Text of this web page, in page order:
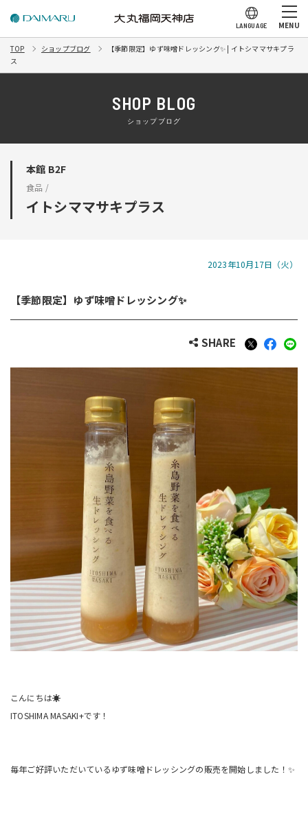
LANGUAGE MENU
TOP ショップブログ
【季節限定】ゆず味噌ドレッシング✨ | イトシママサキプラ
ス
SHOP BLOG
ショップブログ
本館 B2F
食品 /
イトシママサキプラス
2023年10月17日（火）
【季節限定】ゆず味噌ドレッシング✨
SHARE
こんにちは☀️
ITOSHIMA MASAKI+です！
毎年ご好評いただいているゆず味噌ドレッシングの販売を開始しました！✨